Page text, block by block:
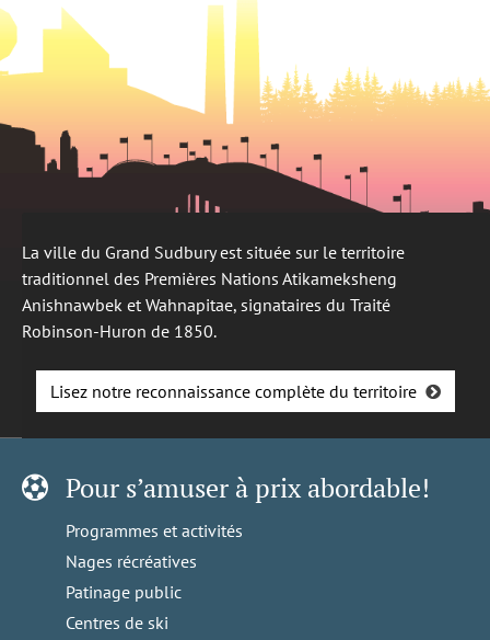
La ville du Grand Sudbury est située sur le territoire
traditionnel des Premières Nations Atikameksheng
Anishnawbek et Wahnapitae, signataires du Traité
Robinson-Huron de 1850.
Lisez notre reconnaissance complète du territoire
Pour s’amuser à prix abordable!
Programmes et activités
Nages récréatives
Patinage public
Centres de ski